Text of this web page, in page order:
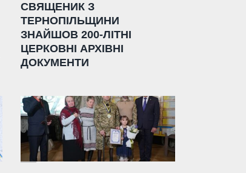
СВЯЩЕНИК З
ТЕРНОПІЛЬЩИНИ
ЗНАЙШОВ 200-ЛІТНІ
ЦЕРКОВНІ АРХІВНІ
ДОКУМЕНТИ